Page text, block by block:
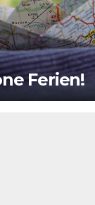
Ferien!